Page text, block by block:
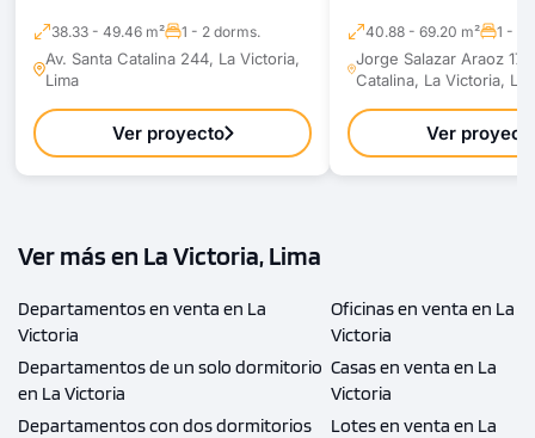
38.33 - 49.46 m² 1 - 2 dorms.
Av. Santa Catalina 244, La Victoria,
Lima
Ver proyecto
40.88 - 69.20 m² 1 - 3
Jorge Salazar Araoz
Catalina, La Victoria,
Ver
Ver más en La Victoria, Lima
Departamentos en venta en La
Victoria
Departamentos de un solo dormitorio
en La Victoria
Departamentos con dos dormitorios
Oficinas en venta en La
Victoria
Casas en venta en La
Victoria
Lotes en venta en La